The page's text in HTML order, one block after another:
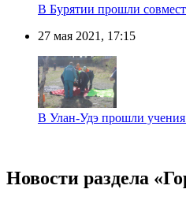
В Бурятии прошли
27 мая 2021, 17:15
В Улан-Удэ прошли учения
Новости раздела